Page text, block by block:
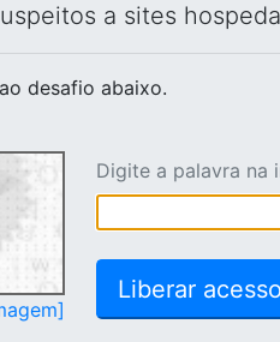
a sites
desafio abaixo.
Digite a palavra na